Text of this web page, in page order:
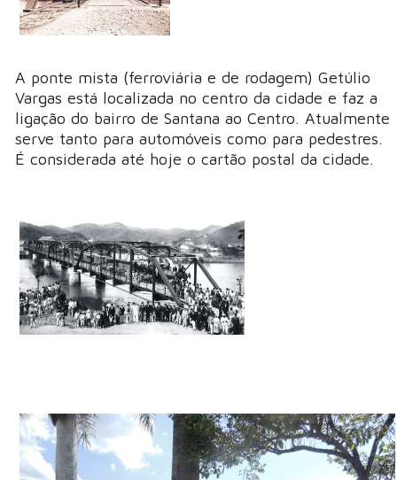
A ponte mista (ferroviária e de rodagem) Getúlio
Vargas está localizada no centro da cidade e faz a
ligação do bairro de Santana ao Centro. Atualmente
serve tanto para automóveis como para pedestres.
É considerada até hoje o cartão postal da cidade.